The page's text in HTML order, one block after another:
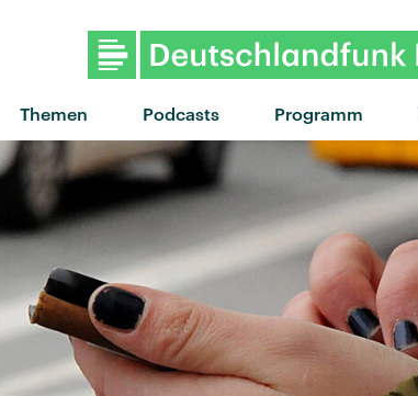
Themen Podcasts Programm